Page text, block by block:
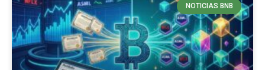
NOTICIAS BNB